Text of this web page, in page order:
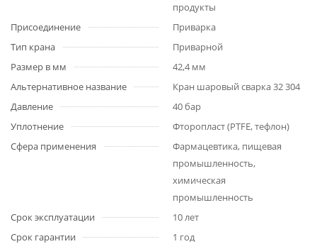
продукты
Присоединение
Приварка
Тип крана
Приварной
Размер в мм
42,4 мм
Альтернативное название
Кран шаровый сварка 32 304
Давление
40 бар
Уплотнение
Фторопласт (PTFE, тефлон)
Сфера применения
Фармацевтика, пищевая
промышленность,
химическая
промышленность
Срок эксплуатации
10 лет
Срок гарантии
1 год